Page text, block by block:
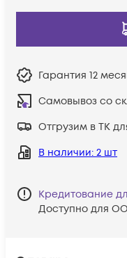
Гарантия 12
Самовывоз со
Отгрузим в ТК
В наличии: 2 шт
Кредитование
Доступно для